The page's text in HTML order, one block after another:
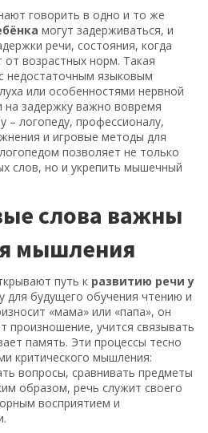
говорить в одно и то же
могут задерживаться, и
речи, состояния, когда
от возрастных норм. Такая
недостаточным языковым
или особенностями нервной
на задержку важно вовремя
– логопеду, профессионалу,
и игровые методы для
позволяет не только
слов, но и укрепить мышечный
слова важны
мышления
путь к развитию речи у
для будущего обучения чтению и
«мама» или «папа», он
произношение, учится связывать
память. Эти процессы тесно
критического мышления:
вопросы, сравнивать предметы
образом, речь служит своего
восприятием и